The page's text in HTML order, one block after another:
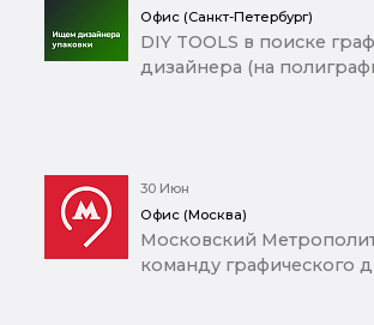
Офис (Санкт-Петербург)
DIY TOOLS в поиске
дизайнера (на
30 Июн
Офис (Москва)
Московский
команду графического